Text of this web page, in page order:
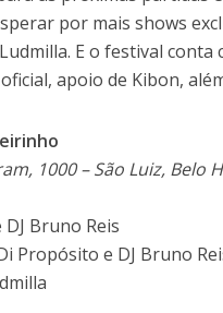
por mais shows
E o festival conta
apoio de Kibon,
1000 – São Luiz, Belo
Bruno Reis
Propósito e DJ Bruno